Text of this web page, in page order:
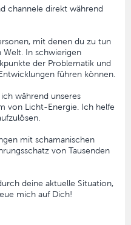
channele direkt während
mit denen du zu tun
Welt. In schwierigen
der Problematik und
führen können.
während unseres
von Licht-Energie. Ich helfe
mit schamanischen
von Tausenden
deine aktuelle Situation,
mich auf Dich!